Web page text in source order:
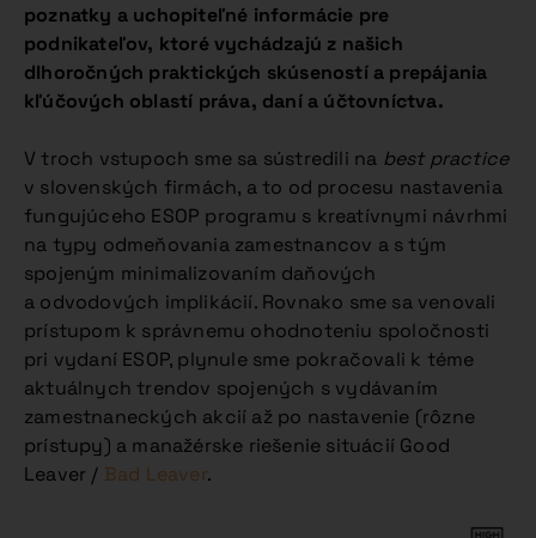
poznatky a uchopiteľné informácie pre
podnikateľov, ktoré vychádzajú z našich
dlhoročných praktických skúseností a prepájania
kľúčových oblastí práva, daní a účtovníctva.
V troch vstupoch sme sa sústredili na best practice
v slovenských firmách, a to od procesu nastavenia
fungujúceho ESOP programu s kreatívnymi návrhmi
na typy odmeňovania zamestnancov a s tým
spojeným minimalizovaním daňových
a odvodových implikácií. Rovnako sme sa venovali
prístupom k správnemu ohodnoteniu spoločnosti
pri vydaní ESOP, plynule sme pokračovali k téme
aktuálnych trendov spojených s vydávaním
zamestnaneckých akcií až po nastavenie (rôzne
prístupy) a manažérske riešenie situácií Good
Leaver / Bad Leaver.